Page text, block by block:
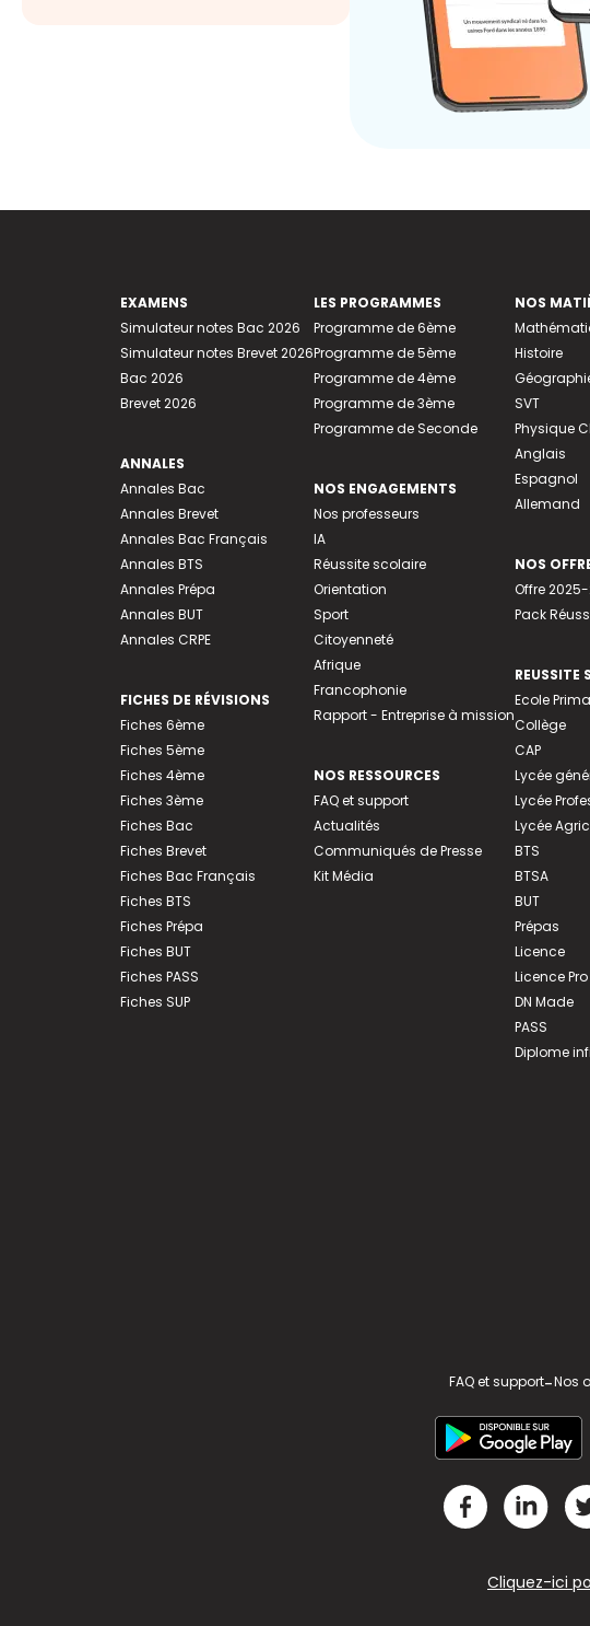
EXAMENS
Simulateur notes Bac 2026
Simulateur notes Brevet 2026
Bac 2026
Brevet 2026
ANNALES
Annales Bac
Annales Brevet
Annales Bac Français
Annales BTS
Annales Prépa
Annales BUT
Annales CRPE
FICHES DE RÉVISIONS
Fiches 6ème
Fiches 5ème
Fiches 4ème
Fiches 3ème
Fiches Bac
Fiches Brevet
Fiches Bac Français
Fiches BTS
Fiches Prépa
Fiches BUT
Fiches PASS
Fiches SUP
LES PROGRAMMES
Programme de 6ème
Programme de 5ème
Programme de 4ème
Programme de 3ème
Programme de Seconde
NOS ENGAGEMENTS
Nos professeurs
IA
Réussite scolaire
Orientation
Sport
Citoyenneté
Afrique
Francophonie
Rapport - Entreprise à mission
NOS RESSOURCES
FAQ et support
Actualités
Communiqués de Presse
Kit Média
NOS
Histoire
SVT
Physique
Anglais
Espagnol
Allemand
NOS
Offre
Pack
REUSSITE
Ecole
Collège
CAP
Lycée
Lycée
Lycée
BTS
BTSA
BUT
Prépas
Licence
Licence Pro
DN Made
PASS
Diplome
FAQ et support-Nos
Cliquez-ici